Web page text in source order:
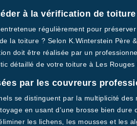
à la vérification de
régulièrement pour
la toiture ? Selon K.Winterstein
doit être réalisée par un
détaillé de votre toiture à Les
par les couvreurs
se distinguent par la multiplicité
en usant d'une brosse bien
les lichens, les mousses et les